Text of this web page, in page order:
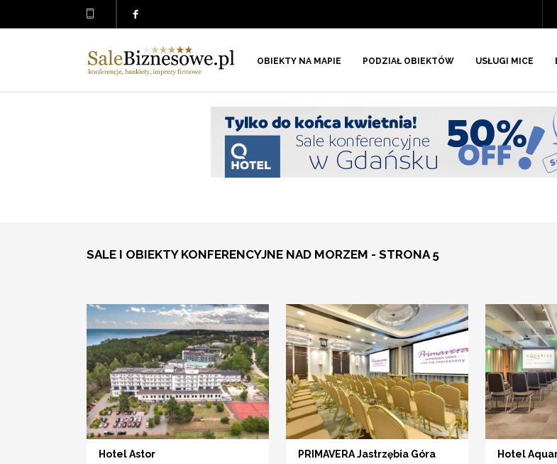
OBIEKTY NA MAPIE PODZIAŁ OBIEKTÓW USŁUGI MICE
SALE I OBIEKTY KONFERENCYJNE NAD MORZEM - STRONA 5
Hotel Astor PRIMAVERA Jastrzębia Góra Hotel